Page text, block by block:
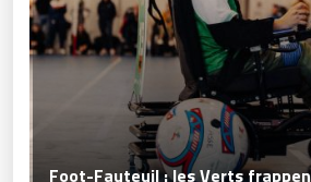
Foot-Fauteuil : les Verts